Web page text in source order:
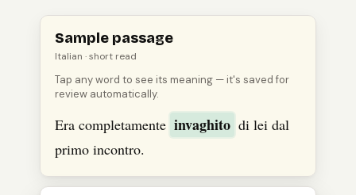
OpenanItalianpassage, tap a word to see its
Sample passage
Italian · short read
Tap any word to see its meaning — it's saved for
review automatically.
Era completamente invaghito di lei dal
primo incontro.